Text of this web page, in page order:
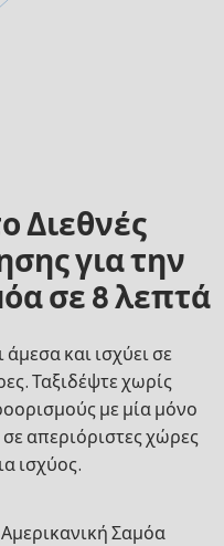
Διεθνές
για την
σε 8 λεπτά
και ισχύει σε
Ταξιδέψτε χωρίς
με μία μόνο
απεριόριστες χώρες
ισχύος.
Σαμόα